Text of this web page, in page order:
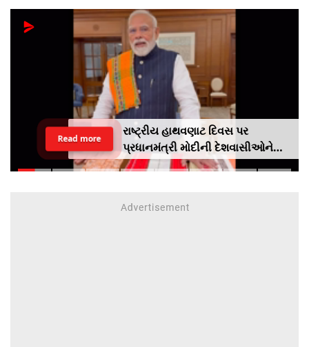
રાષ્ટ્રીય હાથવણાટ દિવસ પર
પ્રધાનમંત્રી મોદીની દેશવાસીઓને
અપીલૢ સ્થાનિક કપડાં પહેરો,
Read more